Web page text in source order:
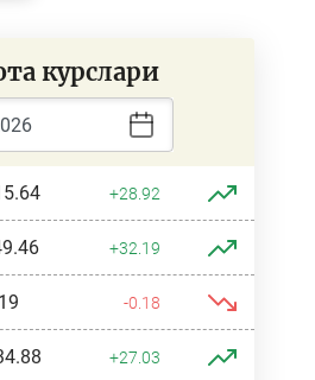
курслари
+28.92
+32.19
-0.18
+27.03